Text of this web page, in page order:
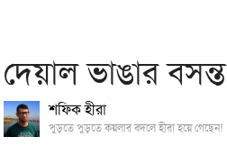
দেয়াল ভাঙার বসন্ত
শফিক হীরা
পুড়তে পুড়তে কয়লার বদলে হীরা হয়ে গেছেন!